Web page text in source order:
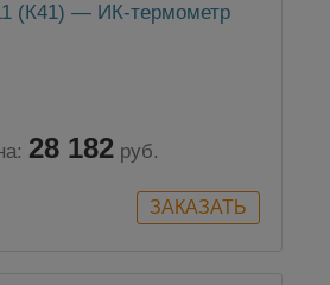
(К41) — ИК-термометр
28 182 руб.